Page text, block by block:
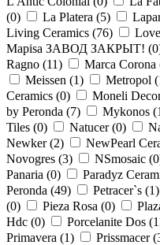
(0) La Platera (5)
Living Ceramics (76)
Mapisa ЗАВОД ЗАКРЫТ! (0
Ragno (11) Marca Corona
Meissen (1) Metropol (
Ceramics (0) Moneli
by Peronda (7) Mykonos (1
Tiles (0) Natucer (0)
Newker (2) NewPearl
Novogres (3) NSmosaic (0
Panaria (0) Paradyz
Peronda (49) Petracer`s (1)
(0) Pieza Rosa (0)
Hdc (0) Porcelanite Dos (
Primavera (1) Prissmacer (